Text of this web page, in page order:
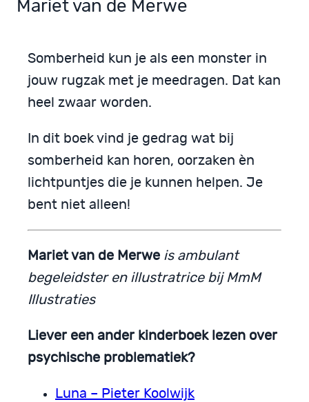
Mariet van de Merwe
Somberheid kun je als een monster in
jouw rugzak met je meedragen. Dat kan
heel zwaar worden.
In dit boek vind je gedrag wat bij
somberheid kan horen, oorzaken èn
lichtpuntjes die je kunnen helpen. Je
bent niet alleen!
Mariet van de Merwe is ambulant
begeleidster en illustratrice bij MmM
Illustraties
Liever een ander kinderboek lezen over
psychische problematiek?
Luna – Pieter Koolwijk